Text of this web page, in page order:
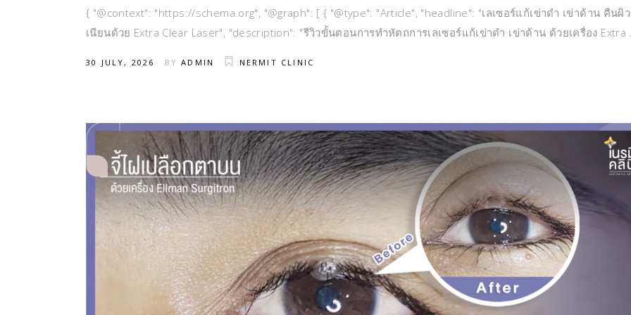
{ "@context": "https://schema.org", "@graph": [ { "@type": "Article", "headline": "เลเซอร์แก้เข่าดำ เข่าด้าน คืนผิ
เนียนด้วย Extra Clear Laser", "description": "รีวิวขั้นตอนการทำหัตถการเลเซอร์แก้เข่าดำ เข่าด้าน ด้วยเครื่อง Extra
30 JULY, 2026 BYADMIN NERMIT CLINIC